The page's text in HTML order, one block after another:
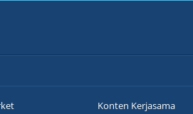
Konten Kerjasama